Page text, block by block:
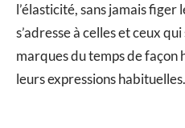
l’élasticité, sans jamais
s’adresse à celles et ceux
marques du temps de façon
leurs expressions habituelles.